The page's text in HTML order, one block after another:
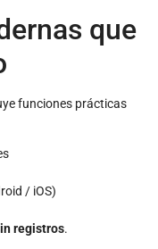
que
funciones prácticas
/ iOS)
registros.